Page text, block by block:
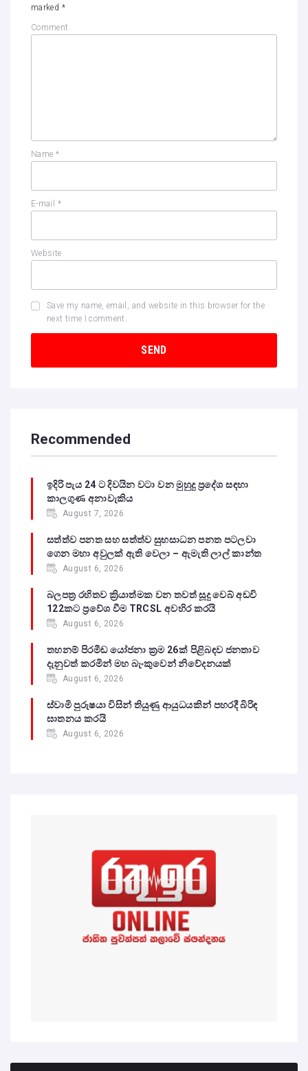
marked *
Comment
Name *
E-mail *
Website
Save my name, email, and website in this browser for the
next time I comment.
Recommended
ඉදිරි පැය 24 ට දිවයින වටා වන මුහුදු ප්‍රදේශ සඳහා
කාලගුණ අනාවැකිය
August 7, 2026
සත්ත්ව පනත සහ සත්ත්ව සුභසාධන පනත පටලවා
ගෙන මහා අවුලක් ඇති වෙලා – ඇමැති ලාල් කාන්ත
August 6, 2026
බලපත්‍ර රහිතව ක්‍රියාත්මක වන තවත් සූදු වෙබ් අඩවි
122කට ප්‍රවේශ වීම TRCSL අවහිර කරයි
August 6, 2026
තහනම් පිරමීඩ යෝජනා ක්‍රම 26ක් පිළිබඳව ජනතාව
දැනුවත් කරමින් මහ බැංකුවෙන් නිවේදනයක්
August 6, 2026
ස්වාමි පුරුෂයා විසින් තියුණු ආයුධයකින් පහරදී බිරිඳ
ඝාතනය කරයි
August 6, 2026